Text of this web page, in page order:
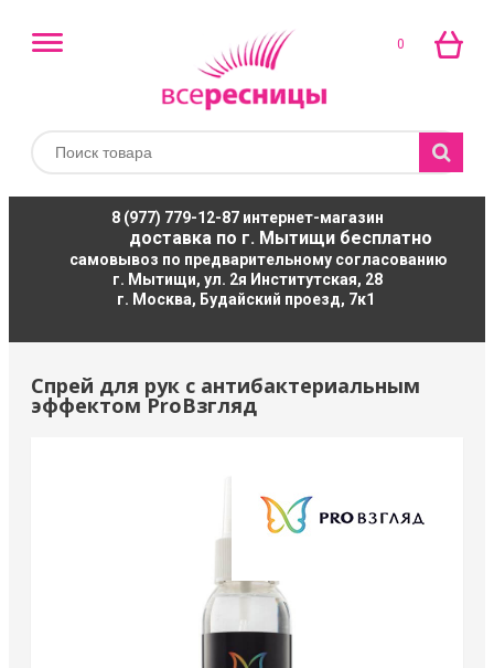
0
8 (977) 779-12-87интернет-магазин
доставка по г. Мытищи бесплатно
самовывоз по предварительному согласованию
г. Мытищи, ул. 2я Институтская, 28
г. Москва, Будайский проезд, 7к1
Спрей для рук с антибактериальным
эффектом ProВзгляд